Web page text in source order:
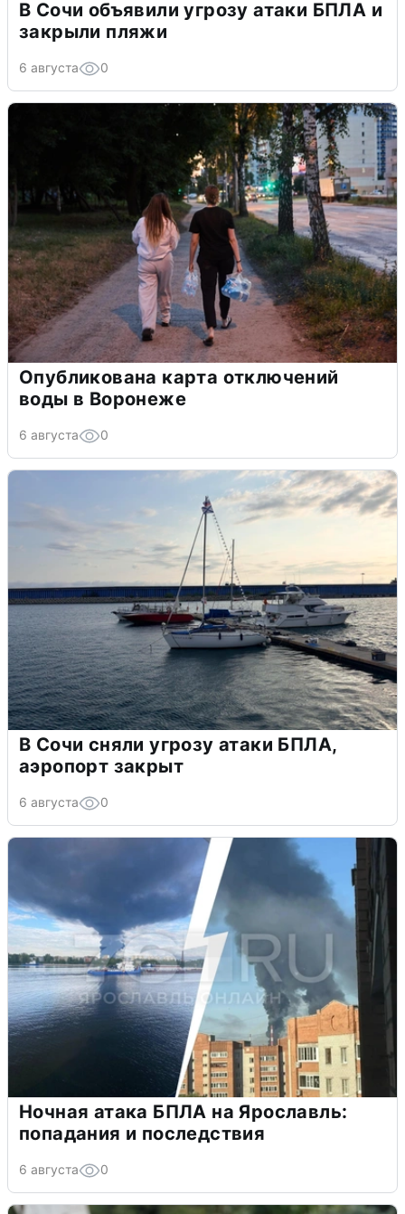
В Сочи объявили угрозу атаки БПЛА и
закрыли пляжи
6 августа 0
Опубликована карта отключений
воды в Воронеже
6 августа 0
В Сочи сняли угрозу атаки БПЛА,
аэропорт закрыт
6 августа 0
Ночная атака БПЛА на Ярославль:
попадания и последствия
6 августа 0